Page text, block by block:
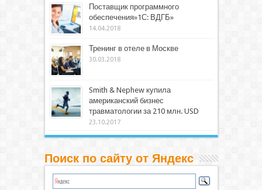
Поставщик программного
обеспечения»1С: ВДГБ»
14.04.2018
Тренинг в отеле в Москве
30.03.2018
Smith & Nephew купила
американский бизнес
травматологии за 210 млн. USD
23.10.2017
Поиск по сайту от Яндекс